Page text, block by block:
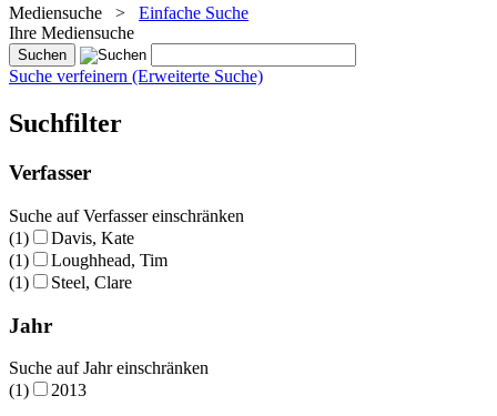
Mediensuche > Einfache Suche
Ihre Mediensuche
Suche verfeinern (Erweiterte Suche)
Suchfilter
Verfasser
Suche auf Verfasser einschränken
(1)
Davis, Kate
(1)
Loughhead, Tim
(1)
Steel, Clare
Jahr
Suche auf Jahr einschränken
(1)
2013